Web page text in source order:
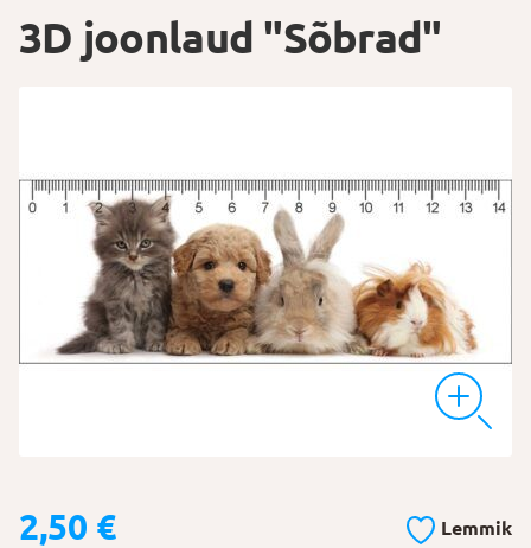
3D joonlaud "Sõbrad"
2,50 € Lemmik